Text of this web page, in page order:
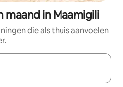
maand in Maamigili
die als thuis aanvoelen
zijn, maak je een keuze